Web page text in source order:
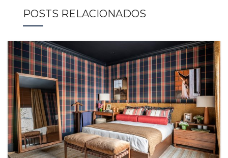
POSTS RELACIONADOS